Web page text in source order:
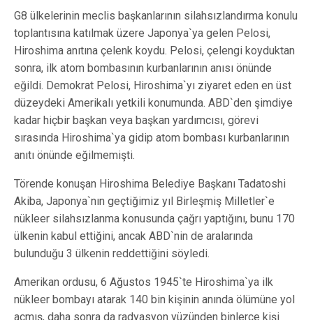
G8 ülkelerinin meclis başkanlarının silahsızlandırma konulu
toplantısına katılmak üzere Japonya`ya gelen Pelosi,
Hiroshima anıtına çelenk koydu. Pelosi, çelengi koyduktan
sonra, ilk atom bombasının kurbanlarının anısı önünde
eğildi. Demokrat Pelosi, Hiroshima`yı ziyaret eden en üst
düzeydeki Amerikalı yetkili konumunda. ABD`den şimdiye
kadar hiçbir başkan veya başkan yardımcısı, görevi
sırasında Hiroshima`ya gidip atom bombası kurbanlarının
anıtı önünde eğilmemişti.
Törende konuşan Hiroshima Belediye Başkanı Tadatoshi
Akiba, Japonya`nın geçtiğimiz yıl Birleşmiş Milletler`e
nükleer silahsızlanma konusunda çağrı yaptığını, bunu 170
ülkenin kabul ettiğini, ancak ABD`nin de aralarında
bulunduğu 3 ülkenin reddettiğini söyledi.
Amerikan ordusu, 6 Ağustos 1945`te Hiroshima`ya ilk
nükleer bombayı atarak 140 bin kişinin anında ölümüne yol
açmış, daha sonra da radyasyon yüzünden binlerce kişi